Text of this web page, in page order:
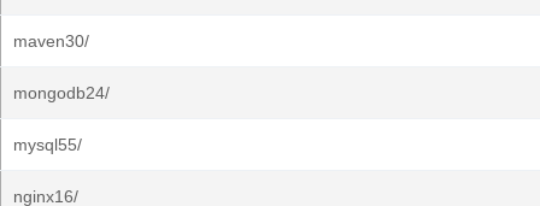
maven30/
mongodb24/
mysql55/
nginx16/